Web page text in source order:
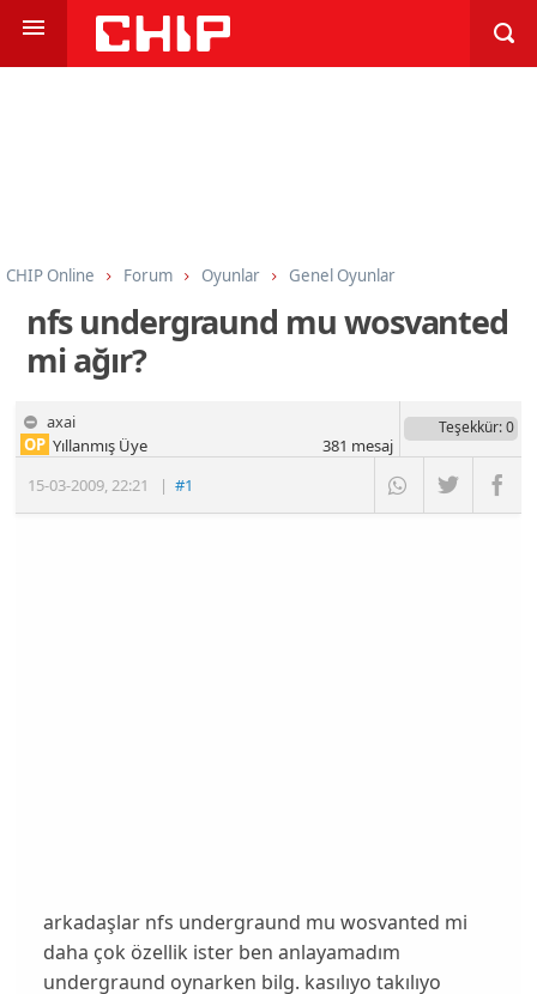
CHIP Online Forum Oyunlar Genel Oyunlar
nfs undergraund mu wosvanted
mi ağır?
axai
15-03-2009,22:21 |#1
OP Yıllanmış Üye
Teşekkür: 0
381 mesaj
arkadaşlar nfs undergraund mu wosvanted mi
daha çok özellik ister ben anlayamadım
undergraund oynarken bilg. kasılıyo takılıyo